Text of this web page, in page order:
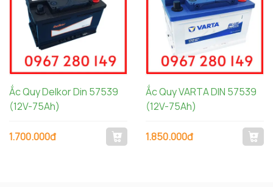
Ắc Quy Delkor Din 57539
(12V-75Ah)
1.700.000đ
Ắc Quy VARTA DIN 57539
(12V-75Ah)
1.850.000đ